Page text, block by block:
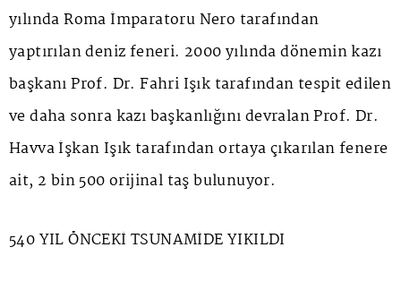
yılında Roma İmparatoru Nero tarafından
yaptırılan deniz feneri. 2000 yılında dönemin kazı
başkanı Prof. Dr. Fahri Işık tarafından tespit edilen
ve daha sonra kazı başkanlığını devralan Prof. Dr.
Havva İşkan Işık tarafından ortaya çıkarılan fenere
ait, 2 bin 500 orijinal taş bulunuyor.
540 YIL ÖNCEKİ TSUNAMİDE YIKILDI